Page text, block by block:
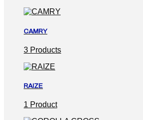
CAMRY
3 Products
RAIZE
1 Product